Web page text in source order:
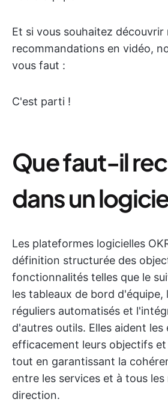
Et si vous souhaitez découvrir
recommandations en vidéo,
vous faut :
C'est parti !
Que faut-il
dans un
Les plateformes logicielles
définition structurée des
fonctionnalités telles que le
les tableaux de bord d'équipe,
réguliers automatisés et
d'autres outils. Elles aident les
efficacement leurs objectifs
tout en garantissant la
entre les services et à tous les
direction.